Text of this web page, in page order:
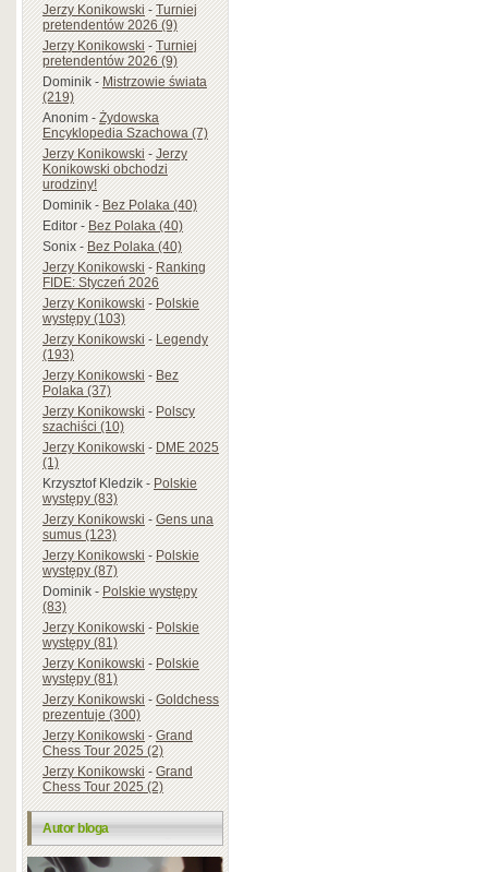
Jerzy Konikowski-Turniej
pretendentów 2026 (9)
Jerzy Konikowski-Turniej
pretendentów 2026 (9)
Dominik-Mistrzowie świata
(219)
Anonim-Żydowska
Encyklopedia Szachowa (7)
Jerzy Konikowski-Jerzy
Konikowski obchodzi
urodziny!
Dominik-Bez Polaka (40)
Editor-Bez Polaka (40)
Sonix-Bez Polaka (40)
Jerzy Konikowski-Ranking
FIDE: Styczeń 2026
Jerzy Konikowski-Polskie
występy (103)
Jerzy Konikowski-Legendy
(193)
Jerzy Konikowski-Bez
Polaka (37)
Jerzy Konikowski-Polscy
szachiści (10)
Jerzy Konikowski-DME 2025
(1)
Krzysztof Kledzik-Polskie
występy (83)
Jerzy Konikowski-Gens una
sumus (123)
Jerzy Konikowski-Polskie
występy (87)
Dominik-Polskie występy
(83)
Jerzy Konikowski-Polskie
występy (81)
Jerzy Konikowski-Polskie
występy (81)
Jerzy Konikowski-Goldchess
prezentuje (300)
Jerzy Konikowski-Grand
Chess Tour 2025 (2)
Jerzy Konikowski-Grand
Chess Tour 2025 (2)
Autor bloga